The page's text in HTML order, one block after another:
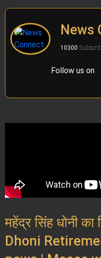
News
10300
Follow us on
महेंद्र सिंह धोनी
Dhoni